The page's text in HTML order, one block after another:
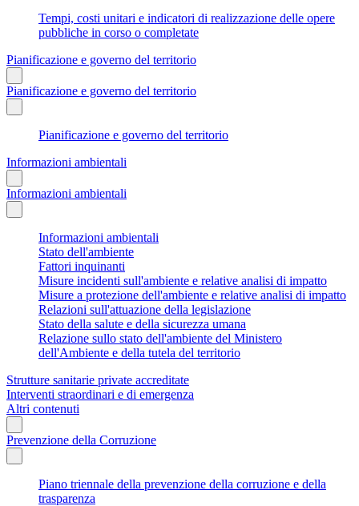
Tempi, costi unitari e indicatori di realizzazione delle opere
pubbliche in corso o completate
Pianificazione e governo del territorio
Pianificazione e governo del territorio
Pianificazione e governo del territorio
Informazioni ambientali
Informazioni ambientali
Informazioni ambientali
Stato dell'ambiente
Fattori inquinanti
Misure incidenti sull'ambiente e relative analisi di impatto
Misure a protezione dell'ambiente e relative analisi di impatto
Relazioni sull'attuazione della legislazione
Stato della salute e della sicurezza umana
Relazione sullo stato dell'ambiente del Ministero
dell'Ambiente e della tutela del territorio
Strutture sanitarie private accreditate
Interventi straordinari e di emergenza
Altri contenuti
Prevenzione della Corruzione
Piano triennale della prevenzione della corruzione e della
trasparenza